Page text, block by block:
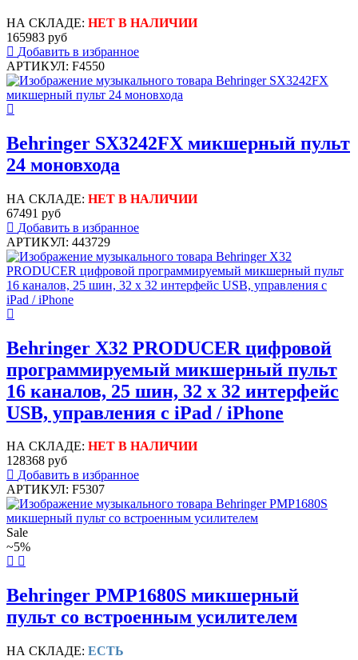
НА СКЛАДЕ: НЕТ В НАЛИЧИИ
165983 руб
Добавить в избранное
АРТИКУЛ: F4550
Behringer SX3242FX микшерный пульт
24 моновхода
НА СКЛАДЕ: НЕТ В НАЛИЧИИ
67491 руб
Добавить в избранное
АРТИКУЛ: 443729
Behringer X32 PRODUCER цифровой
программируемый микшерный пульт
16 каналов, 25 шин, 32 х 32 интерфейс
USB, управления с iPad / iPhone
НА СКЛАДЕ: НЕТ В НАЛИЧИИ
128368 руб
Добавить в избранное
АРТИКУЛ: F5307
Sale
~5%
Behringer PMP1680S микшерный
пульт со встроенным усилителем
НА СКЛАДЕ: ЕСТЬ